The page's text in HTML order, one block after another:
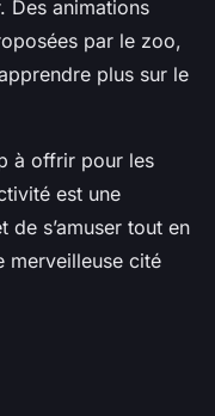
Des animations
par le zoo,
plus sur le
à offrir pour les
est une
de s’amuser tout en
merveilleuse cité